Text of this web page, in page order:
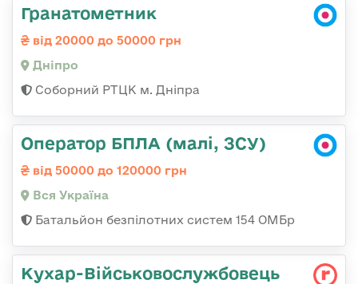
Гранатометник
від 20000 до 50000 грн
Дніпро
Соборний РТЦК м. Дніпра
Оператор БПЛА (малі, ЗСУ)
від 50000 до 120000 грн
Вся Україна
Батальйон безпілотних систем 154 ОМБр
Кухар-Військовослужбовець